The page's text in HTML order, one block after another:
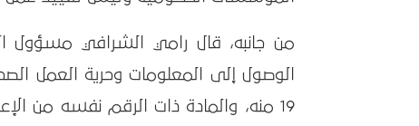
من جانبه، قال رامي الشرافي مسؤول
الوصول إلى المعلومات وحرية العمل
19 منه، والمادة ذات الرقم نفسه من